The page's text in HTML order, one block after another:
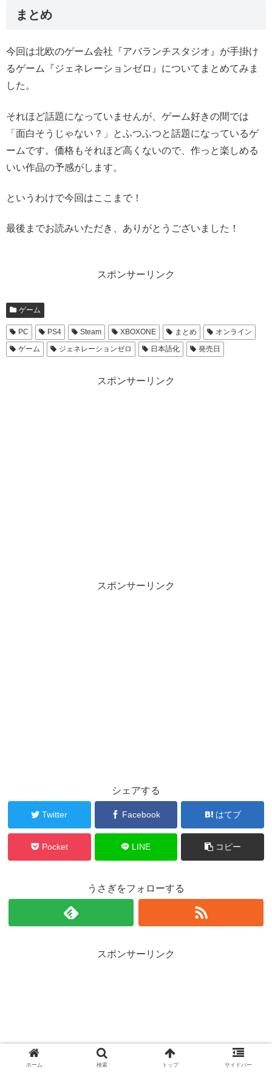
まとめ
今回は北欧のゲーム会社『アバランチスタジオ』が手掛け
るゲーム『ジェネレーションゼロ』についてまとめてみま
した。
それほど話題になっていませんが、ゲーム好きの間では
「面白そうじゃない？」とふつふつと話題になっているゲ
ームです。価格もそれほど高くないので、作っと楽しめる
いい作品の予感がします。
というわけで今回はここまで！
最後までお読みいただき、ありがとうございました！
スポンサーリンク
ゲーム
PC PS4 Steam XBOXONE まとめ
オンライン
ゲーム
ジェネレーションゼロ 日本語化 発売日
スポンサーリンク
スポンサーリンク
シェアする
Twitter Facebook はてブ
Pocket LINE コピー
うさぎをフォローする
スポンサーリンク
ホーム 検索 トップ サイドバー